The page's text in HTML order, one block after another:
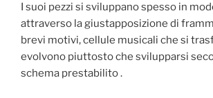
I suoi pezzi si sviluppano spesso in
attraverso la giustapposizione di
brevi motivi, cellule musicali che si
evolvono piuttosto che svilupparsi
schema prestabilito .